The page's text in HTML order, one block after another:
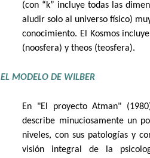
(con “k” incluye todas las
aludir solo al universo físico)
conocimiento. El Kosmos
(noosfera) y theos (teosfera).
EL MODELO DE WILBER
En "El proyecto Atman"
describe minuciosamente un
niveles, con sus patologías y
visión integral de la